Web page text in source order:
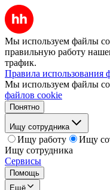
Мы используем файлы
правильную работу
трафик.
Правила использования
Мы используем файлы
файлов cookie
Понятно
Ищу сотрудника
Ищу работу
Ищу
Ищу сотрудника
Сервисы
Помощь
Ещё